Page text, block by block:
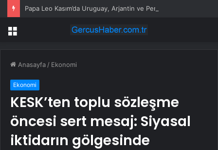
Menü
Anasayfa / Ekonomi
Ekonomi
KESK’ten toplu sözleşme
öncesi sert mesaj: Siyasal
iktidarın gölgesinde